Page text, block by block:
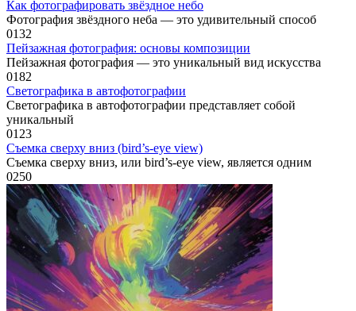
Как фотографировать звёздное небо
Фотография звёздного неба — это удивительный способ
0132
Пейзажная фотография: основы композиции
Пейзажная фотография — это уникальный вид искусства
0182
Светографика в автофотографии
Светографика в автофотографии представляет собой
уникальный
0123
Съемка сверху вниз (bird’s-eye view)
Съемка сверху вниз, или bird’s-eye view, является одним
0250